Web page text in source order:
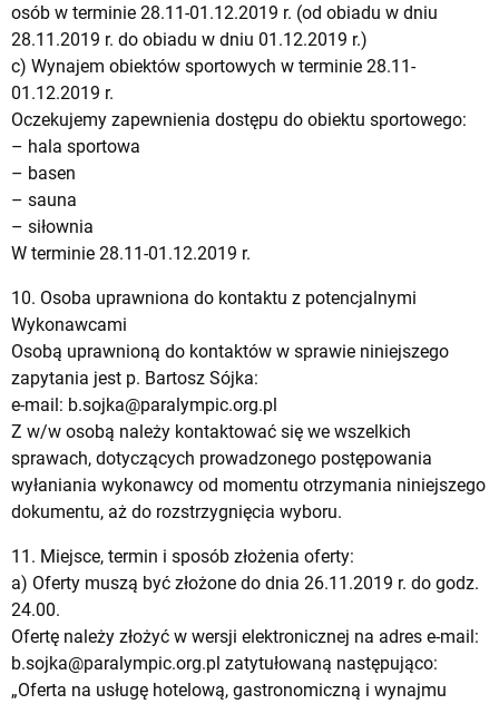
osób w terminie 28.11-01.12.2019 r. (od obiadu w dniu
28.11.2019 r. do obiadu w dniu 01.12.2019 r.)
c) Wynajem obiektów sportowych w terminie 28.11-
01.12.2019 r.
Oczekujemy zapewnienia dostępu do obiektu sportowego:
– hala sportowa
– basen
– sauna
– siłownia
W terminie 28.11-01.12.2019 r.
10. Osoba uprawniona do kontaktu z potencjalnymi
Wykonawcami
Osobą uprawnioną do kontaktów w sprawie niniejszego
zapytania jest p. Bartosz Sójka:
e-mail: b.sojka@paralympic.org.pl
Z w/w osobą należy kontaktować się we wszelkich
sprawach, dotyczących prowadzonego postępowania
wyłaniania wykonawcy od momentu otrzymania niniejszego
dokumentu, aż do rozstrzygnięcia wyboru.
11. Miejsce, termin i sposób złożenia oferty:
a) Oferty muszą być złożone do dnia 26.11.2019 r. do godz.
24.00.
Ofertę należy złożyć w wersji elektronicznej na adres e-mail:
b.sojka@paralympic.org.pl zatytułowaną następująco:
„Oferta na usługę hotelową, gastronomiczną i wynajmu